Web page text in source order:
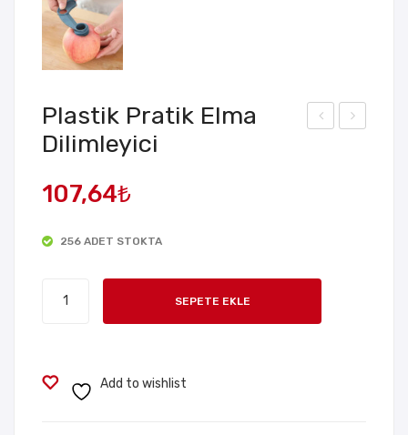
Plastik Pratik Elma
Dilimleyici
107,64₺
256 ADET STOKTA
adet
SEPETE EKLE
Add to wishlist